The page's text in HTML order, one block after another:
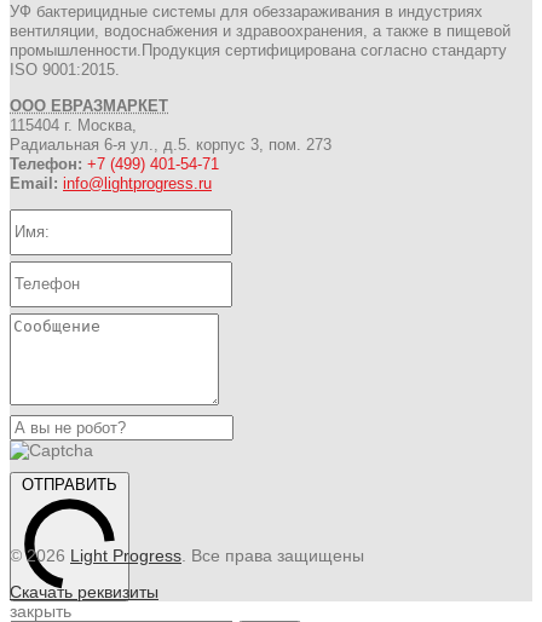
УФ бактерицидные системы для обеззараживания в индустриях
вентиляции, водоснабжения и здравоохранения, а также в пищевой
промышленности.Продукция сертифицирована согласно стандарту
ISO 9001:2015.
ООО ЕВРАЗМАРКЕТ
115404 г. Москва,
Радиальная 6-я ул., д.5. корпус 3, пом. 273
Телефон: +7 (499) 401-54-71
Email: info@lightprogress.ru
ОТПРАВИТЬ
© 2026 Light Progress . Все права защищены
Скачать реквизиты
закрыть